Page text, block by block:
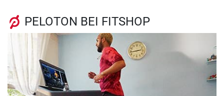
PELOTON BEI FITSHOP